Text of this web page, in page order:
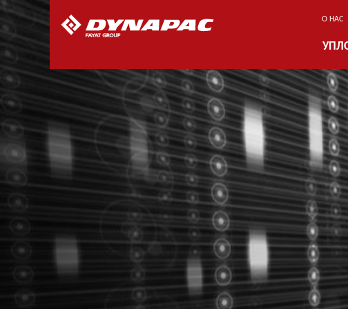
О НАС